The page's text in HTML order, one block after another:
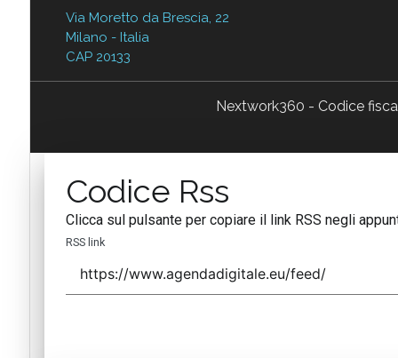
Via Moretto da Brescia, 22
Milano - Italia
CAP 20133
Nextwork360 - Codice
Codice Rss
Clicca sul pulsante per copiare il link RSS negli
RSS link